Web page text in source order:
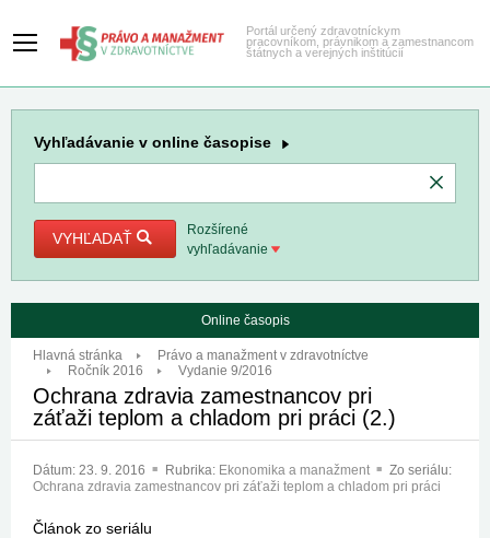
Portál určený zdravotníckym
pracovníkom, právnikom a zamestnancom
štátnych a verejných inštitúcií
Vyhľadávanie v online časopise
VYHĽADAŤ
Rozšírené
vyhľadávanie
Online časopis
Hlavná stránka
Právo a manažment v zdravotníctve
Ročník 2016
Vydanie 9/2016
Ochrana zdravia zamestnancov pri
záťaži teplom a chladom pri práci (2.)
Dátum: 23. 9. 2016 Rubrika: Ekonomika a manažment
Zo seriálu:
Ochrana zdravia zamestnancov pri záťaži teplom a chladom pri práci
Článok zo seriálu